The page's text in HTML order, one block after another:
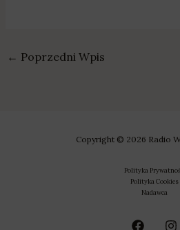
← Poprzedni Wpis
Copyright © 2026 Radio
Polityka
Polityka Cookies
Nadawca